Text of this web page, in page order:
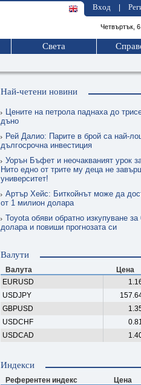
Вход
Четвъртък,
Света
Най-четени новини
Цените на петрола паднаха до
дъно
Рей Далио: Парите в брой са най-
дългосрочна инвестиция
Уорън Бъфет и неочакваният урок
Нито едно от трите му деца не
университет!
Артър Хейс: Биткойнът може да
от 1 милион долара
Toyota обяви обратно изкупуване
долара и повиши прогнозата си
Валути
Валута Цена
EURUSD
USDJPY
GBPUSD
USDCHF
USDCAD
Индекси
Референтен индекс Цена